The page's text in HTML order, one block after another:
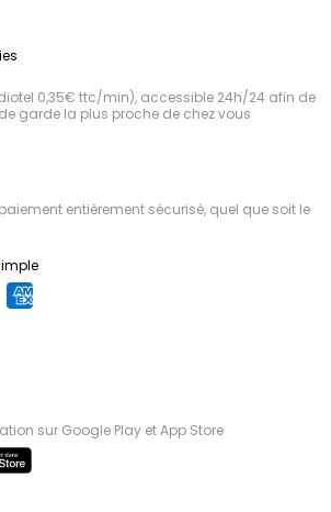
0,35€ ttc/min), accessible 24h/24 afin de
garde la plus proche de chez vous
entièrement sécurisé, quel que soit le
sur Google Play et App Store